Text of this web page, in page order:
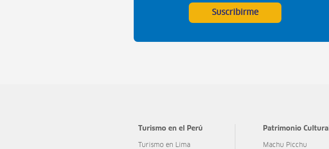
Suscribirme
Turismo en el Perú
Turismo en Lima
Patrimonio Cultural
Machu Picchu